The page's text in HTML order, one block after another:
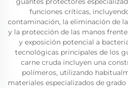
funciones críticas,
contaminación, la eliminación de
y la protección de las manos
y exposición potencial a
tecnológicas principales de los
carne cruda incluyen una
polímeros, utilizando
materiales especializados de